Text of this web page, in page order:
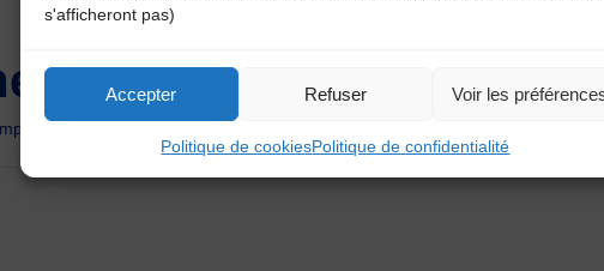
s'afficheront pas)
Accepter Refuser Voir les
Politique de cookiesPolitique de confidentialité
obligatoires sont indiqués avec